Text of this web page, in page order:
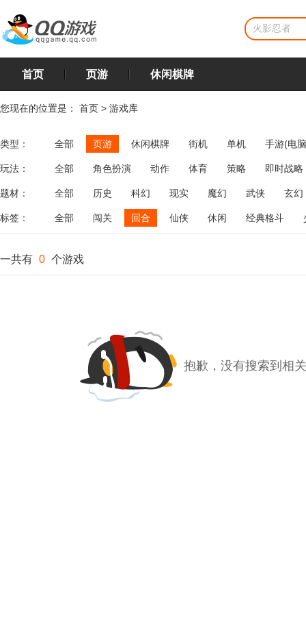
首页 页游 休闲棋牌
您现在的位置是： 首页 > 游戏库
类型： 全部 页游 休闲棋牌 街机 单机 手游(电
玩法： 全部 角色扮演 动作 体育 策略
即时战略
飞行
恋爱 第三人称射击 棋类 牌类 麻将
题材： 全部 历史 科幻 现实 魔幻 武侠 玄幻
标签： 全部 闯关 回合 仙侠 休闲 经典格斗
一共有 0 个游戏
抱歉，没有搜索到相